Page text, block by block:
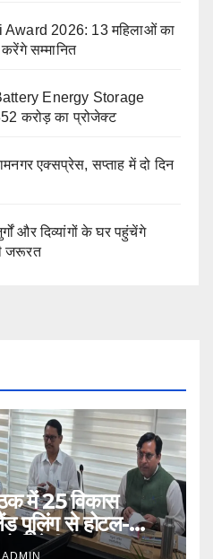
2026: 13 महिलाओं का
सम्मानित
Energy Storage
करोड़ का प्रोजेक्ट
एक्सप्रेस, सप्ताह में दो दिन
और दिव्यांगों के घर पहुंचेंगे
जरूरत
में 25 विकास
पूलिंग से होटल-
मिलेगी रफ्तार
ADMIN